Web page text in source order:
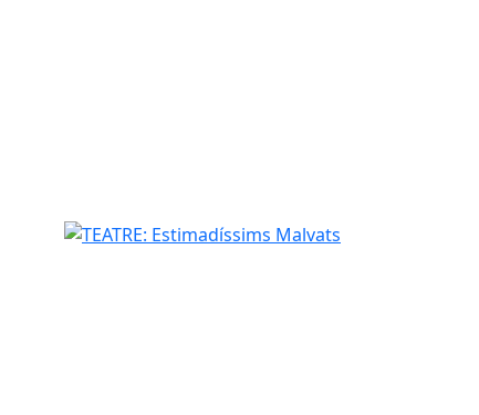
TEATRE: Estimadíssims Malvats